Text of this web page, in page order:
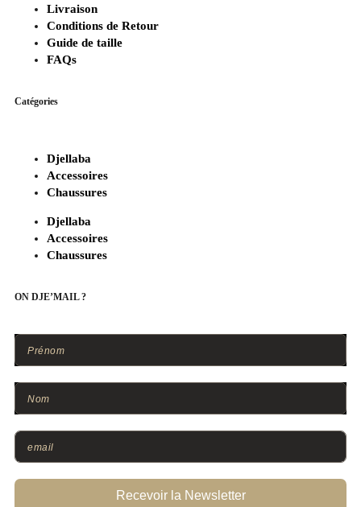
Livraison
Conditions de Retour
Guide de taille
FAQs
Catégories
Djellaba
Accessoires
Chaussures
Djellaba
Accessoires
Chaussures
ON DJE’MAIL ?
Recevoir la Newsletter